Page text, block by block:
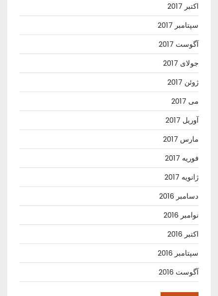
اکتبر 2017
سپتامبر 2017
آگوست 2017
جولای 2017
ژوئن 2017
می 2017
آوریل 2017
مارس 2017
فوریه 2017
ژانویه 2017
دسامبر 2016
نوامبر 2016
اکتبر 2016
سپتامبر 2016
آگوست 2016